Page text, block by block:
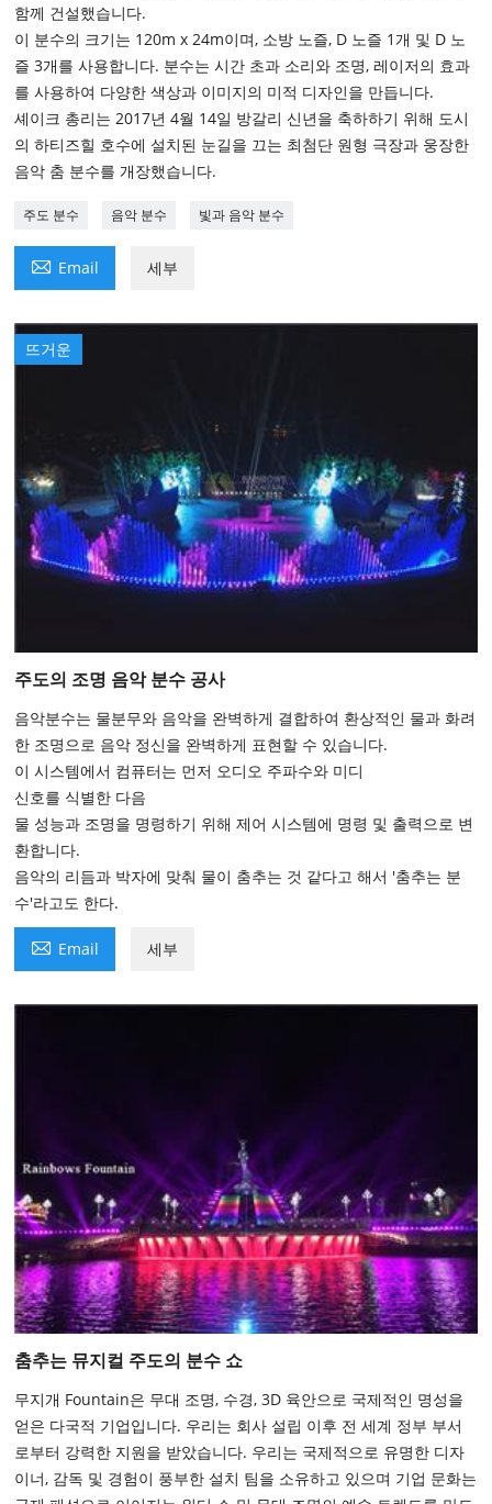
함께 건설했습니다.
이 분수의 크기는 120m x 24m이며, 소방 노즐, D 노즐 1개 및 D 노
즐 3개를 사용합니다. 분수는 시간 초과 소리와 조명, 레이저의 효과
를 사용하여 다양한 색상과 이미지의 미적 디자인을 만듭니다.
셰이크 총리는 2017년 4월 14일 방갈리 신년을 축하하기 위해 도시
의 하티즈힐 호수에 설치된 눈길을 끄는 최첨단 원형 극장과 웅장한
음악 춤 분수를 개장했습니다.
주도 분수 음악 분수 빛과 음악 분수
 Email 세부
뜨거운
주도의 조명 음악 분수 공사
음악분수는 물분무와 음악을 완벽하게 결합하여 환상적인 물과 ​​화려
한 조명으로 음악 정신을 완벽하게 표현할 수 있습니다.
이 시스템에서 컴퓨터는 먼저 오디오 주파수와 미디
신호를 식별한 다음
물 성능과 조명을 명령하기 위해 제어 시스템에 명령 및 출력으로 변
환합니다.
음악의 리듬과 박자에 맞춰 물이 춤추는 것 같다고 해서 '춤추는 분
수'라고도 한다.
 Email 세부
춤추는 뮤지컬 주도의 분수 쇼
무지개 Fountain은 무대 조명, 수경, 3D 육안으로 국제적인 명성을
얻은 다국적 기업입니다. 우리는 회사 설립 이후 전 세계 정부 부서
로부터 강력한 지원을 받았습니다. 우리는 국제적으로 유명한 디자
이너, 감독 및 경험이 풍부한 설치 팀을 소유하고 있으며 기업 문화는